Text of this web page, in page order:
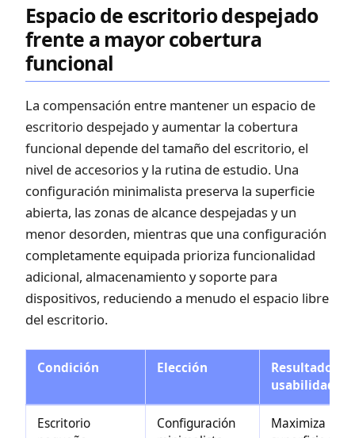
Espacio de escritorio despejado
frente a mayor cobertura
funcional
La compensación entre mantener un espacio de
escritorio despejado y aumentar la cobertura
funcional depende del tamaño del escritorio, el
nivel de accesorios y la rutina de estudio. Una
configuración minimalista preserva la superficie
abierta, las zonas de alcance despejadas y un
menor desorden, mientras que una configuración
completamente equipada prioriza funcionalidad
adicional, almacenamiento y soporte para
dispositivos, reduciendo a menudo el espacio libre
del escritorio.
Condición Elección
Resultado de
usabilidad
Escritorio
Configuración
Maximiza la